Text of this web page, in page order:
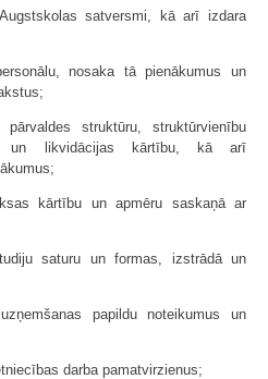
satversmi, kā arī izdara
nosaka tā pienākumus un
struktūru, struktūrvienību
un likvidācijas kārtību, kā arī
kārtību un apmēru saskaņā ar
saturu un formas, izstrādā un
papildu noteikumus un
darba pamatvirzienus;